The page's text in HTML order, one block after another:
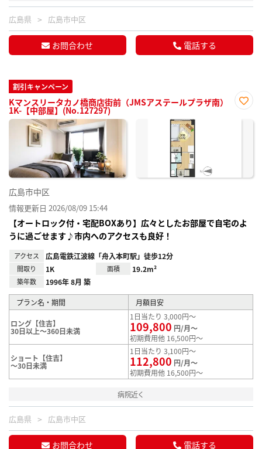
広島県 広島市中区
お問合わせ 電話する
割引キャンペーン
Kマンスリータカノ橋商店街前（JMSアステールプラザ南）
1K-【中部屋】(No.127297)
に入
広島市中区
情報更新日 2026/08/09 15:44
【オートロック付・宅配BOXあり】広々としたお部屋で自宅のよ
うに過ごせます♪市内へのアクセスも良好！
アクセス 広島電鉄江波線「舟入本町駅」徒歩12分
間取り 1K 面積 19.2m²
築年数 1996年 8月 築
プラン名・期間 月額目安
ロング【住吉】
30日以上～360日未満
1日当たり 3,000円～
109,800 円/月～
初期費用他 16,500円～
ショート【住吉】
～30日未満
1日当たり 3,100円～
112,800 円/月～
初期費用他 16,500円～
病院近く
広島県 広島市中区
お問合わせ 電話する